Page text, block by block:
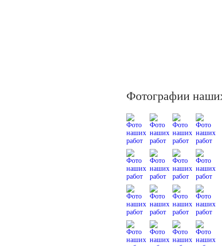
Фотографии